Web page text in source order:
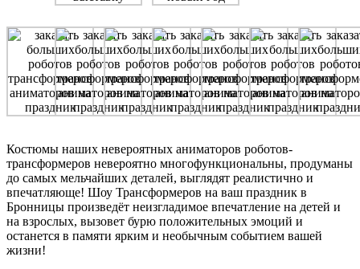
Костюмы наших невероятных аниматоров роботов-
трансформеров невероятно многофункциональны, продуманы
до самых мельчайших деталей, выглядят реалистично и
впечатляюще! Шоу Трансформеров на ваш праздник в
Бронницы произведёт неизгладимое впечатление на детей и
на взрослых, вызовет бурю положительных эмоций и
останется в памяти ярким и необычным событием вашей
жизни!